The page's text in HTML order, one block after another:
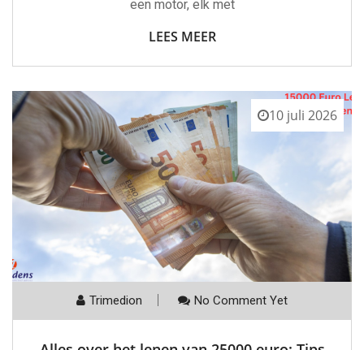
een motor, elk met
LEES MEER
10 juli 2026
Trimedion No Comment Yet